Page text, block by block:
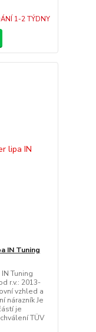
1-2 TÝDNY
IN Tuning
Tuning
r.v.: 2013-
vzhled a
nárazník Je
je
TÜV